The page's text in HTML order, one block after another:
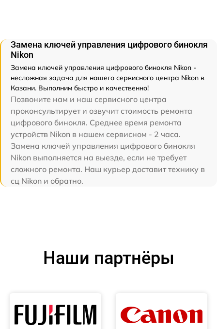
Замена ключей управления цифрового бинокля
Nikon
Замена ключей управления цифрового бинокля Nikon -
несложная задача для нашего сервисного центра Nikon в
Казани. Выполним быстро и качественно!
Позвоните нам и наш сервисного центра
проконсультирует и озвучит стоимость ремонта
цифрового бинокля. Среднее время ремонта
устройств Nikon в нашем сервисном - 2 часа.
Замена ключей управления цифрового бинокля
Nikon выполняется на выезде, если не требует
сложного ремонта. Наш курьер доставит технику в
сц Nikon и обратно.
Наши партнёры